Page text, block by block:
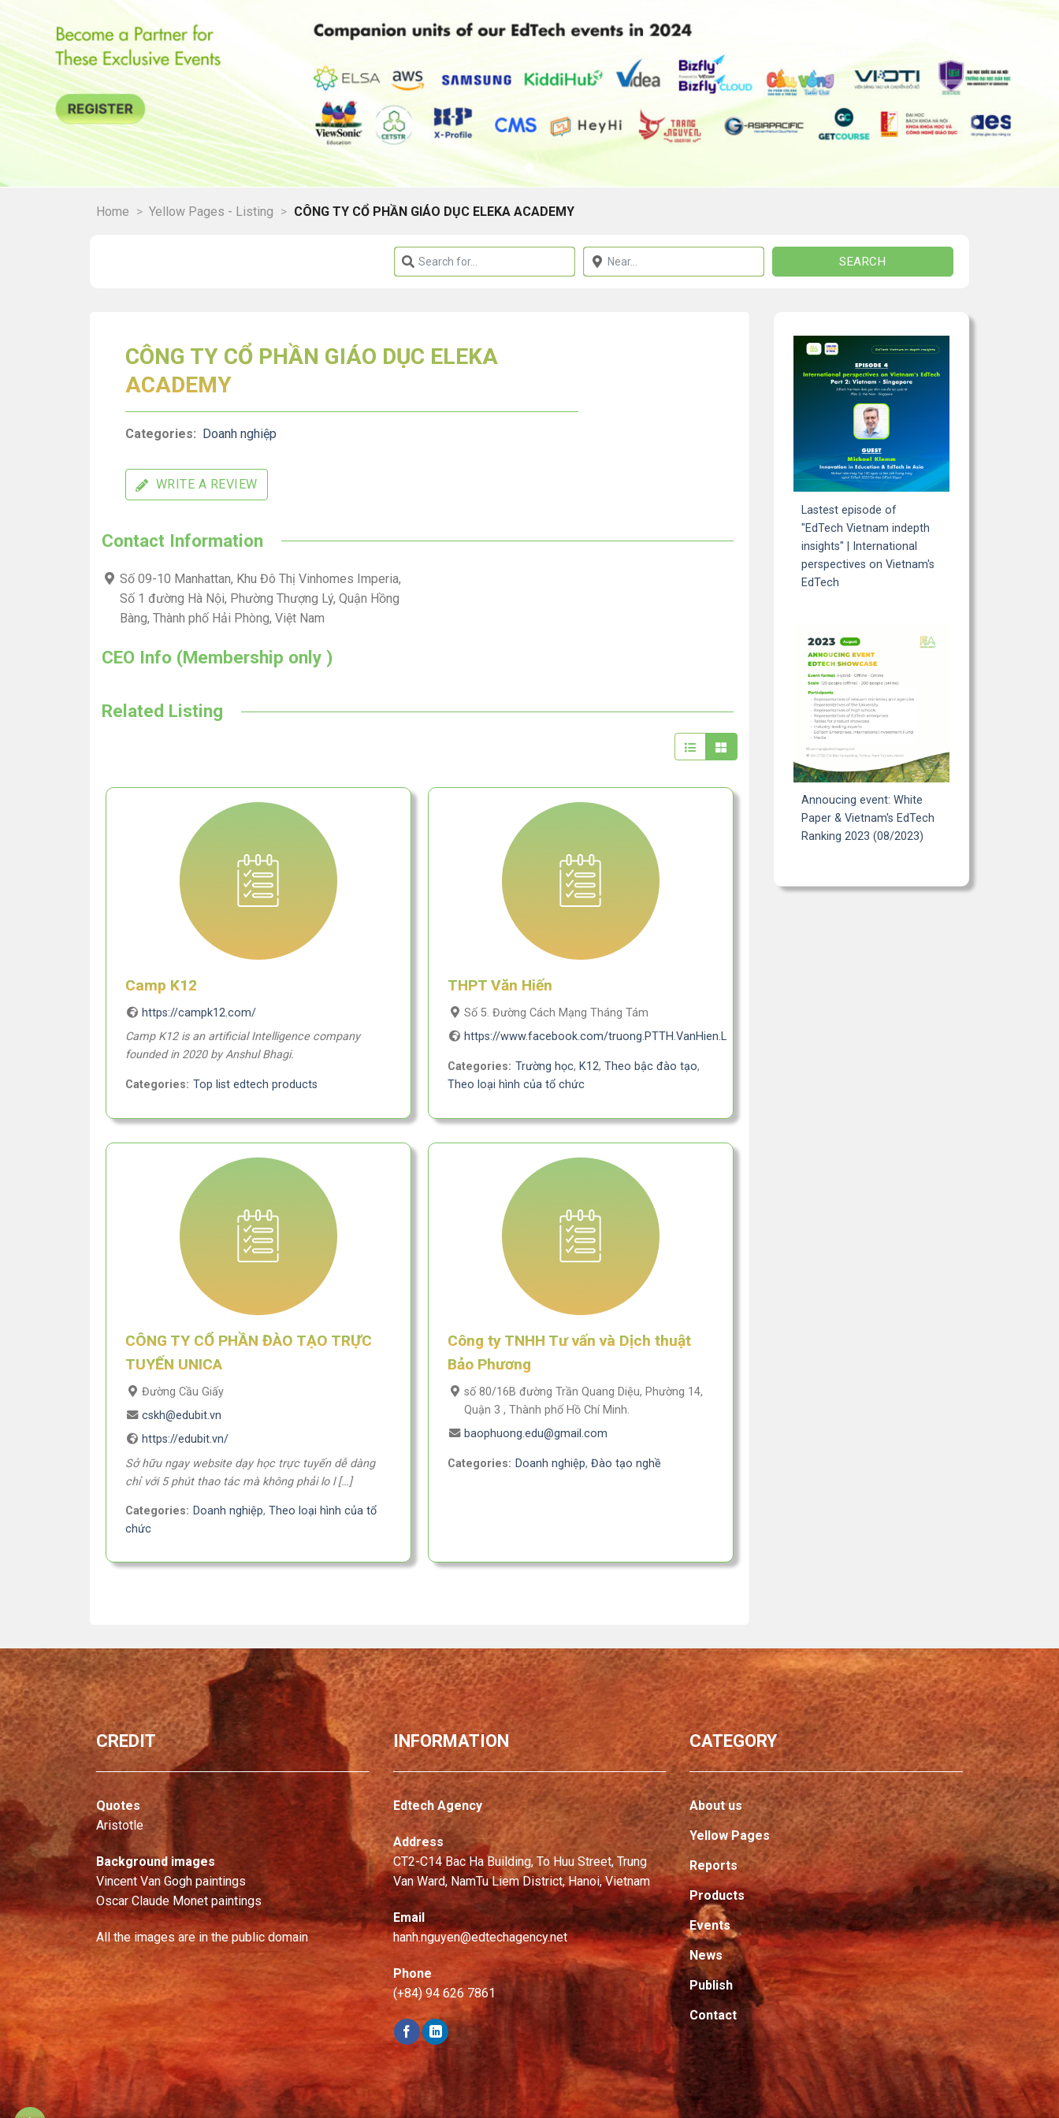
Home > Yellow Pages - Listing > CÔNG TY CỔ PHẦN GIÁO DỤC ELEKA ACADEMY
SEARCH
CÔNG TY CỔ PHẦN GIÁO DỤC ELEKA
ACADEMY
Categories: Doanh nghiệp
WRITE A REVIEW
Contact Information
Số 09-10 Manhattan, Khu Đô Thị Vinhomes Imperia,
Số 1 đường Hà Nội, Phường Thượng Lý, Quận Hồng
Bàng, Thành phố Hải Phòng, Việt Nam
CEO Info (Membership only )
Related Listing
Camp K12
https://campk12.com/
Camp K12 is an artificial Intelligence company
founded in 2020 by Anshul Bhagi.
Categories: Top list edtech products
THPT Văn Hiến
Số 5. Đường Cách Mạng Tháng Tám
https://www.facebook.com/truong.PTTH.VanHien.LongKhanh.DongNai/
Categories: Trường học, K12, Theo bậc đào tạo,
Theo loại hình của tổ chức
CÔNG TY CỔ PHẦN ĐÀO TẠO TRỰC
TUYẾN UNICA
Đường Cầu Giấy
cskh@edubit.vn
https://edubit.vn/
Sở hữu ngay website dạy học trực tuyến dễ dàng
chỉ với 5 phút thao tác mà không phải lo l […]
Categories: Doanh nghiệp,Theo loại hình của tổ
chức
Công ty TNHH Tư vấn và Dịch thuật
Bảo Phương
số 80/16B đường Trần Quang Diệu, Phường 14,
Quận 3 , Thành phố Hồ Chí Minh.
baophuong.edu@gmail.com
Categories: Doanh nghiệp, Đào tạo nghề
Lastest episode of
"EdTech Vietnam indepth
insights" | International
perspectives on Vietnam's
EdTech
Annoucing event: White
Paper & Vietnam's EdTech
Ranking 2023 (08/2023)
CREDIT
Quotes
Aristotle
Background images
Vincent Van Gogh paintings
Oscar Claude Monet paintings
All the images are in the public domain
INFORMATION
Edtech Agency
Address
CT2-C14 Bac Ha Building, To Huu Street, Trung
Van Ward, NamTu Liem District, Hanoi, Vietnam
Email
hanh.nguyen@edtechagency.net
Phone
(+84) 94 626 7861
CATEGORY
About us
Yellow Pages
Reports
Products
Events
News
Publish
Contact